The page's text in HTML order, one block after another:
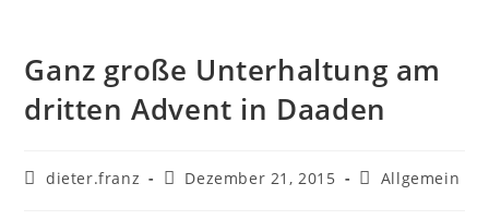
Ganz große Unterhaltung am
dritten Advent in Daaden
dieter.franz Dezember 21, 2015 Allgemein